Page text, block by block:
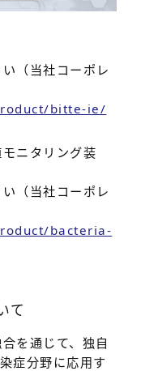
（当社コーポレ
bitte-ie/
ニタリング装
（当社コーポレ
bacteria-
て
を通じて、独自
症分野に応用す